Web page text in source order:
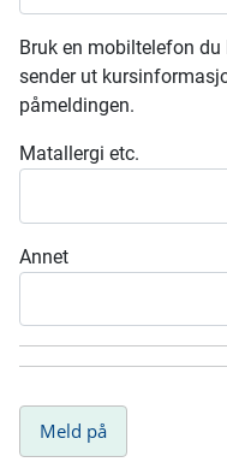
Bruk en mobiltelefon
sender ut
påmeldingen.
Matallergi etc.
Annet